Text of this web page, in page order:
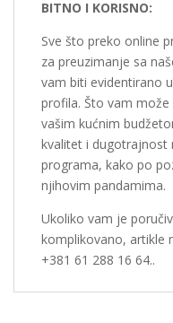
BITNO I KORISNO:
Sve što preko online
za preuzimanje sa
vam biti evidentirano
profila. Što vam
vašim kućnim
kvalitet i dugotrajnost
programa, kako po
njihovim pandamima.
Ukoliko vam je
komplikovano, artikle
+381 61 288 16 64..